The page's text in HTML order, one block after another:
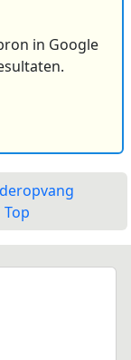
in Google
Top